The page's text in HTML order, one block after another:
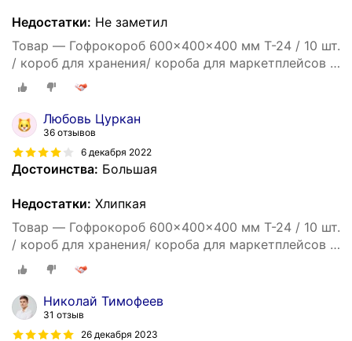
Недостатки: Не заметил
Товар — Гофрокороб 600x400x400 мм Т-24 / 10 шт.
/ короб для хранения/ короба для маркетплейсов /
гофрокоробки / для переезда / Коробка картонная
60*40*40
Любовь Цуркан
36 отзывов
6 декабря 2022
Достоинства: Большая
Недостатки: Хлипкая
Товар — Гофрокороб 600x400x400 мм Т-24 / 10 шт.
/ короб для хранения/ короба для маркетплейсов /
гофрокоробки / для переезда / Коробка картонная
60*40*40
Николай Тимофеев
31 отзыв
26 декабря 2023